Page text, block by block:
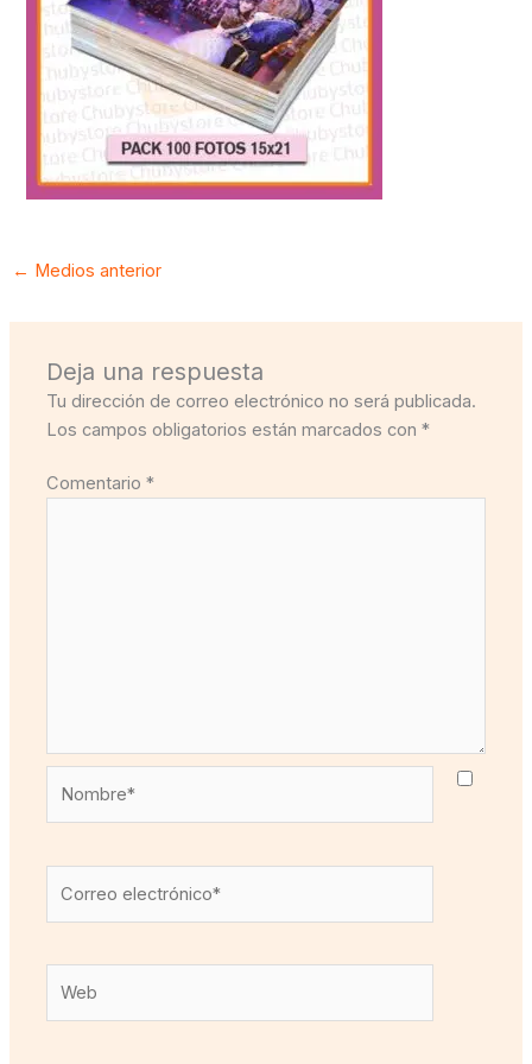
← Medios anterior
Deja una respuesta
Tu dirección de correo electrónico no será publicada.
Los campos obligatorios están marcados con*
Comentario*
electrónico*